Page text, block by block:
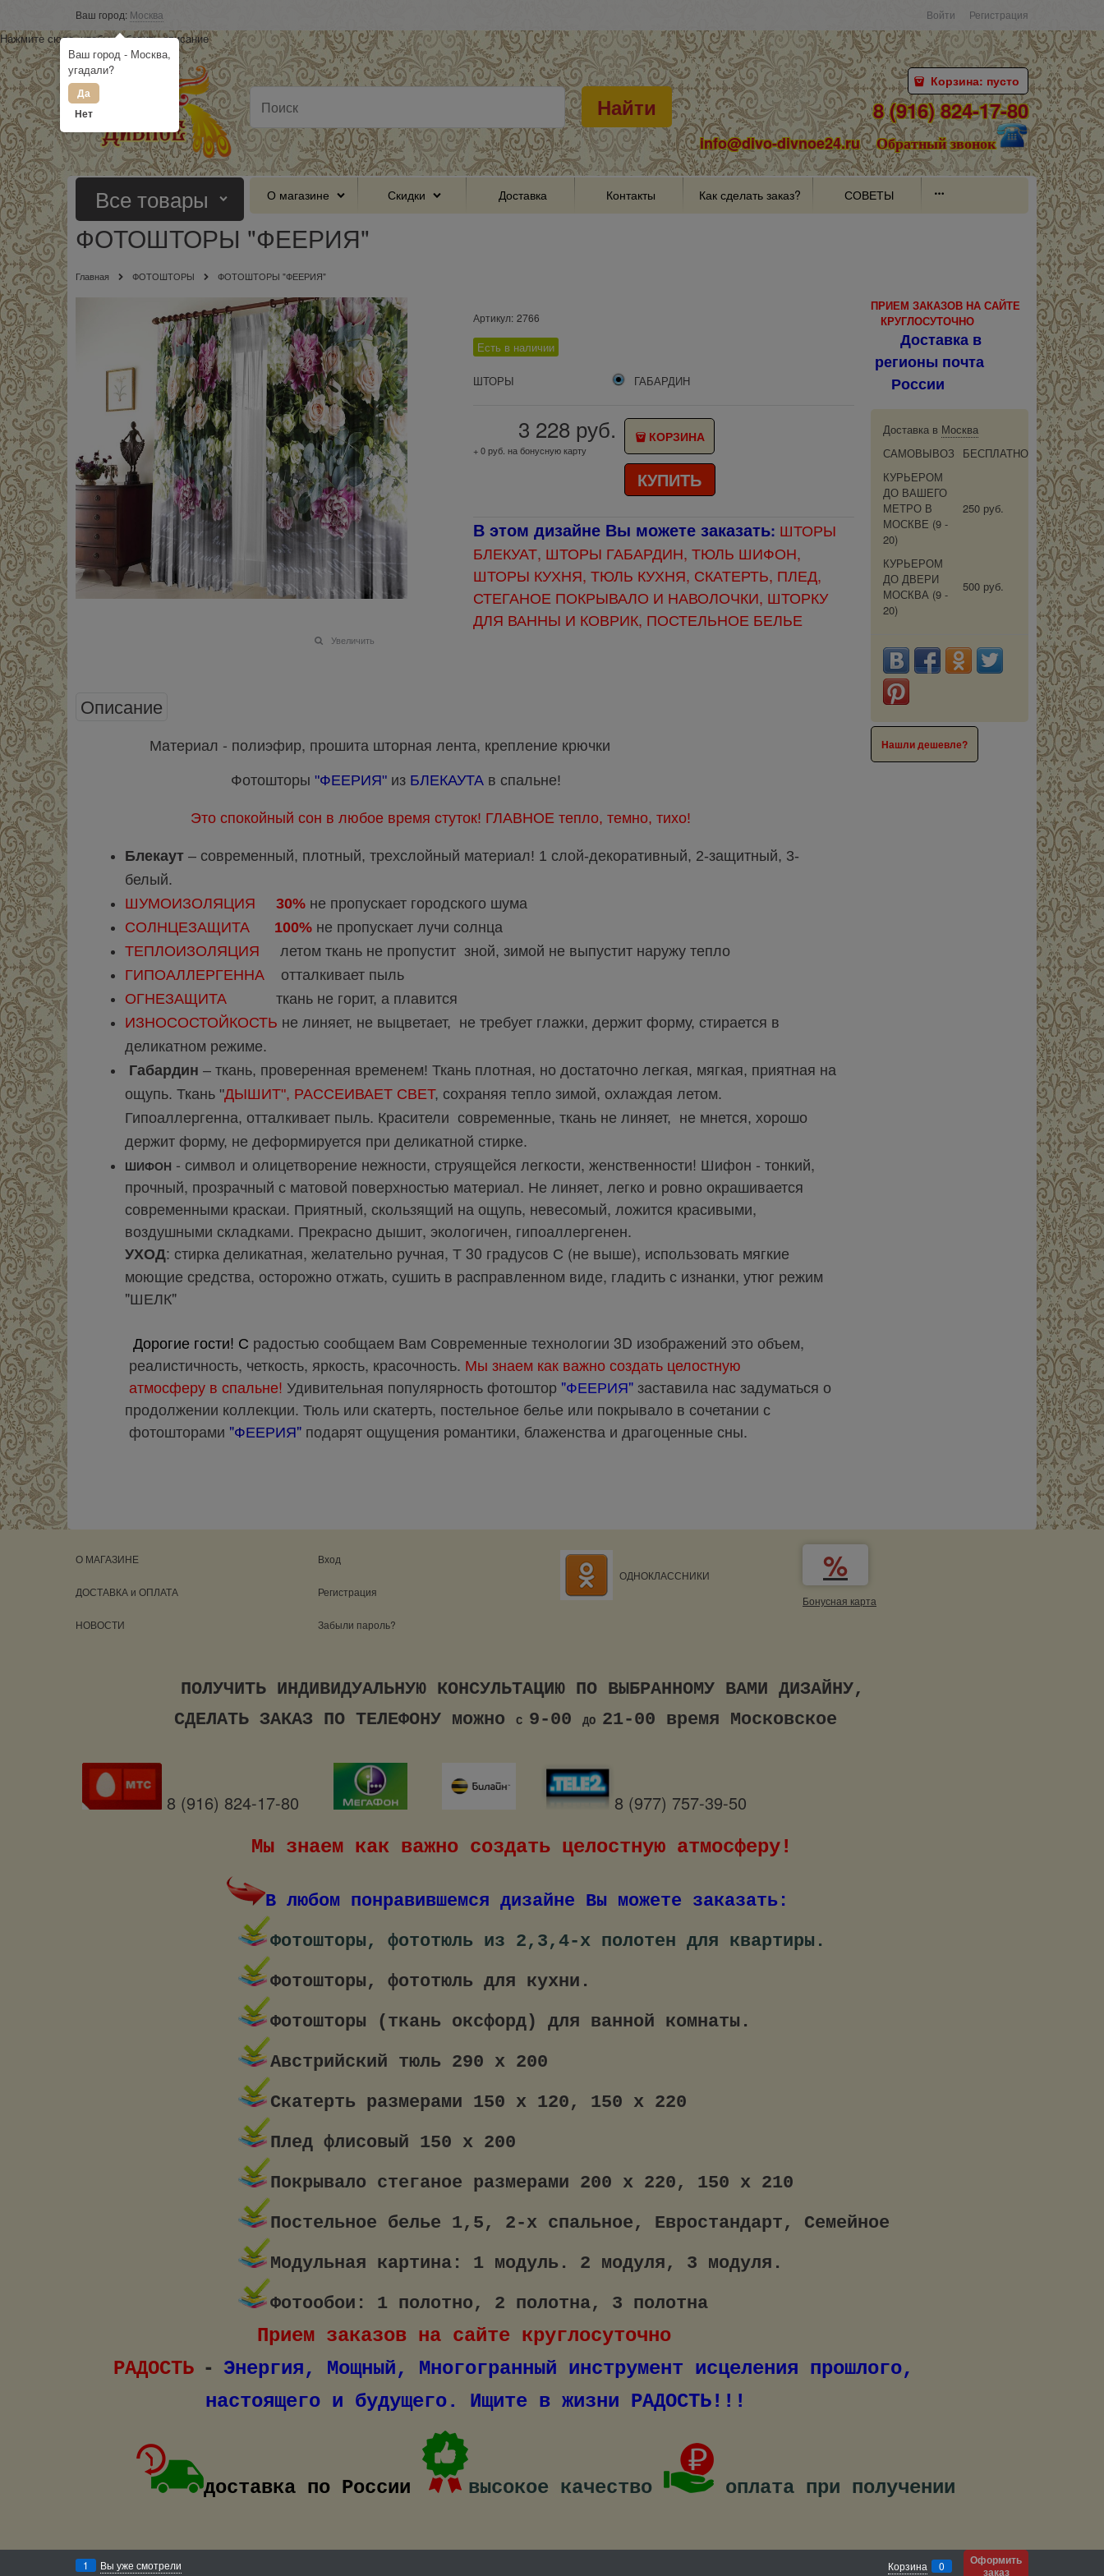
Ваш город: Москва Войти Регистрация
Нажмите сюда, чтобы добавить описание
Найти
Корзина: пусто
8 (916) 824-17-80
info@divo-divnoe24.ru Обратный звонок
Все товары О магазине Скидки Доставка Контакты Как сделать заказ? СОВЕТЫ
ФОТОШТОРЫ "ФЕЕРИЯ"
Главная ФОТОШТОРЫ ФОТОШТОРЫ "ФЕЕРИЯ"
Увеличить
Артикул: 2766
Есть в наличии
ШТОРЫ ГАБАРДИН
3 228 руб.
+ 0 руб. на бонусную карту
КОРЗИНА
КУПИТЬ
В этом дизайне Вы можете заказать: ШТОРЫ
БЛЕКУАТ, ШТОРЫ ГАБАРДИН, ТЮЛЬ ШИФОН,
ШТОРЫ КУХНЯ, ТЮЛЬ КУХНЯ, СКАТЕРТЬ, ПЛЕД,
СТЕГАНОЕ ПОКРЫВАЛО И НАВОЛОЧКИ, ШТОРКУ
ДЛЯ ВАННЫ И КОВРИК, ПОСТЕЛЬНОЕ БЕЛЬЕ
Описание
Материал - полиэфир, прошита шторная лента, крепление крючки
Фотошторы "ФЕЕРИЯ" из БЛЕКАУТА в спальне!
Это спокойный сон в любое время стуток! ГЛАВНОЕ тепло, темно, тихо!
Блекаут – современный, плотный, трехслойный материал! 1 слой-декоративный, 2-защитный, 3-
белый.
ШУМОИЗОЛЯЦИЯ
30% не пропускает городского шума
СОЛНЦЕЗАЩИТА
100% не пропускает лучи солнца
ТЕПЛОИЗОЛЯЦИЯ летом ткань не пропустит зной, зимой не выпустит наружу тепло
ГИПОАЛЛЕРГЕННА отталкивает пыль
ОГНЕЗАЩИТА ткань не горит, а плавится
ИЗНОСОСТОЙКОСТЬ не линяет, не выцветает, не требует глажки, держит форму, стирается в
деликатном режиме.
Габардин – ткань, проверенная временем! Ткань плотная, но достаточно легкая, мягкая, приятная на
ощупь. Ткань "ДЫШИТ", РАССЕИВАЕТ СВЕТ, сохраняя тепло зимой, охлаждая летом.
Гипоаллергенна, отталкивает пыль. Красители современные, ткань не линяет, не мнется, хорошо
держит форму, не деформируется при деликатной стирке.
ШИФОН - символ и олицетворение нежности, струящейся легкости, женственности! Шифон - тонкий,
прочный, прозрачный с матовой поверхностью материал. Не линяет, легко и ровно окрашивается
современными краскаи. Приятный, скользящий на ощупь, невесомый, ложится красивыми,
воздушными складками. Прекрасно дышит, экологичен, гипоаллергенен.
УХОД: стирка деликатная, желательно ручная, Т 30 градусов С (не выше), использовать мягкие
моющие средства, осторожно отжать, сушить в раcправленном виде, гладить с изнанки, утюг режим
"ШЕЛК"
Дорогие гости! С радостью сообщаем Вам Современные технологии 3D изображений это объем,
реалистичность, четкость, яркость, красочность. Мы знаем как важно создать целостную
атмосферу в спальне! Удивительная популярность фотоштор "ФЕЕРИЯ"заставила нас задуматься о
продолжении коллекции. Тюль или скатерть, постельное белье или покрывало в сочетании с
фотошторами "ФЕЕРИЯ" подарят ощущения романтики, блаженства и драгоценные сны.
ПРИЕМ ЗАКАЗОВ НА САЙТЕ
КРУГЛОСУТОЧНО
Доставка в
регионы почта
России
Доставка в Москва
САМОВЫВОЗ
БЕСПЛАТНО
КУРЬЕРОМ
ДО ВАШЕГО
МЕТРО В
МОСКВЕ (9 -
20)
250 руб.
КУРЬЕРОМ
ДО ДВЕРИ
МОСКВА (9 -
20)
500 руб.
Нашли дешевле?
О МАГАЗИНЕ
ДОСТАВКА и ОПЛАТА
НОВОСТИ
Вход
Регистрация
Забыли пароль?
ОДНОКЛАССНИКИ
Бонусная карта
ПОЛУЧИТЬ ИНДИВИДУАЛЬНУЮ КОНСУЛЬТАЦИЮ ПО ВЫБРАННОМУ ВАМИ ДИЗАЙНУ,
СДЕЛАТЬ ЗАКАЗ ПО ТЕЛЕФОНУ можно
С 9-00 ДО 21-00 время Московское
8 (916) 824-17-80 8 (977) 757-39-50
Мы знаем как важно создать целостную атмосферу!
В любом понравившемся дизайне Вы можете заказать:
Фотошторы, фототюль из 2,3,4-х полотен для квартиры.
Фотошторы, фототюль для кухни.
Фотошторы (ткань оксфорд) для ванной комнаты.
Австрийский тюль 290 х 200
Скатерть размерами 150 х 120, 150 х 220
Плед флисовый 150 х 200
Покрывало стеганое размерами 200 х 220, 150 х 210
Постельное белье 1,5, 2-х спальное, Евростандарт, Семейное
Модульная картина: 1 модуль. 2 модуля, 3 модуля.
Фотообои: 1 полотно, 2 полотна, 3 полотна
Прием заказов на сайте круглосуточно
РАДОСТЬ - Энергия, Мощный, Многогранный инструмент исцеления прошлого,
настоящего и будущего. Ищите в жизни РАДОСТЬ!!!
доставка по России высокое качество оплата при получении
1 Вы уже смотрели Корзина 0
Оформить
заказ
Ваш город - Москва,
угадали?
Да
Нет